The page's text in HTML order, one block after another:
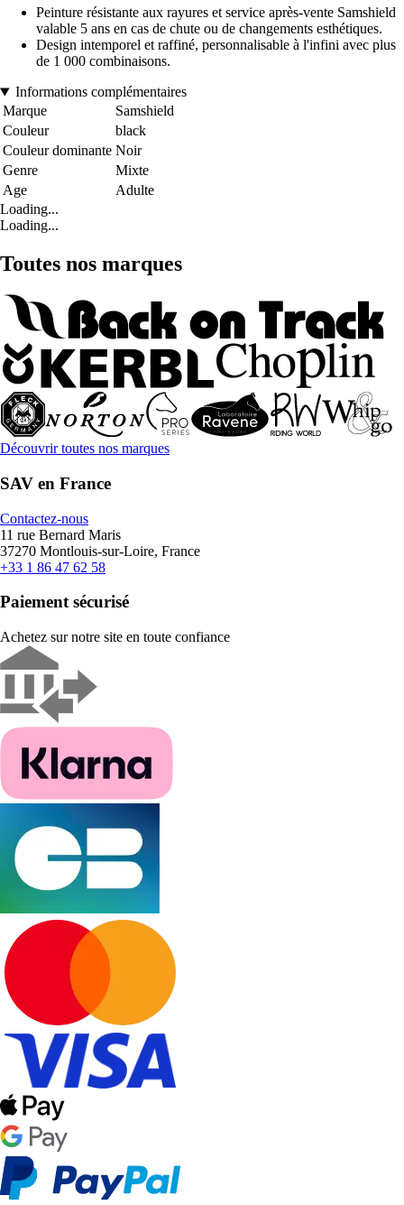
Peinture résistante aux rayures et service après-vente Samshield
valable 5 ans en cas de chute ou de changements esthétiques.
Design intemporel et raffiné, personnalisable à l'infini avec plus
de 1 000 combinaisons.
Informations complémentaires
Marque
Samshield
Couleur
black
Couleur dominante Noir
Genre
Mixte
Age
Adulte
Loading...
Loading...
Toutes nos marques
Découvrir toutes nos marques
SAV en France
Contactez-nous
11 rue Bernard Maris
37270 Montlouis-sur-Loire, France
+33 1 86 47 62 58
Paiement sécurisé
Achetez sur notre site en toute confiance